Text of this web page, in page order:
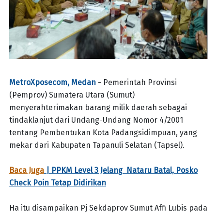
MetroXposecom, Medan- Pemerintah Provinsi
(Pemprov) Sumatera Utara (Sumut)
menyerahterimakan barang milik daerah sebagai
tindaklanjut dari Undang-Undang Nomor 4/2001
tentang Pembentukan Kota Padangsidimpuan, yang
mekar dari Kabupaten Tapanuli Selatan (Tapsel).
Baca Juga| PPKM Level 3 Jelang Nataru Batal, Posko
Check Poin Tetap Didirikan
Ha itu disampaikan Pj Sekdaprov Sumut Affi Lubis pada